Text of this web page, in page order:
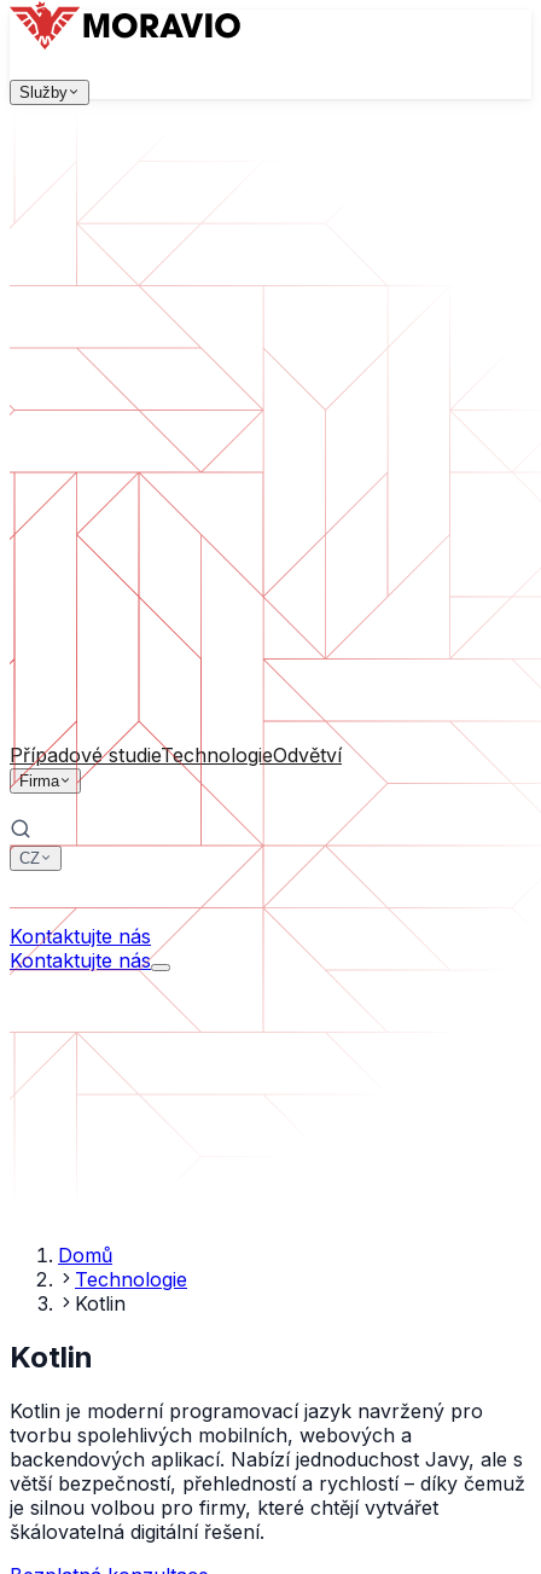
Služby
Vývoj software
Webové aplikace, které jsou škálovatelné, bezpečné a
Digitální transformace
Digitalizujte své podnikání. Připravte se na budoucnost.
Vývoj AI software
AI nástroje na míru integrované do vašich procesů.
Od nápadu po spuštěný produkt — návrh, vývoj,
Technická due diligence
Posouzení kvality a identifikace rizik ve vašem software.
Podpora software
Průběžná údržba nebo záchrana projektu, který se
Podle velikosti firmy
Pro lídry odvětví
Všechny služby
Případové studieTechnologieOdvětví
Firma
CZ
Kontaktujte nás
Kontaktujte nás
Všechny služby
English
Kontaktujte nás
Domů
Technologie
Kotlin
Kotlin
Kotlin je moderní programovací jazyk navržený pro
tvorbu spolehlivých mobilních, webových a
backendových aplikací. Nabízí jednoduchost Javy, ale s
větší bezpečností, přehledností a rychlostí – díky čemuž
je silnou volbou pro firmy, které chtějí vytvářet
škálovatelná digitální řešení.